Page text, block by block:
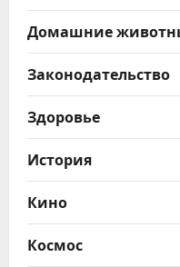
Домашние
Законодательство
Здоровье
История
Кино
Космос